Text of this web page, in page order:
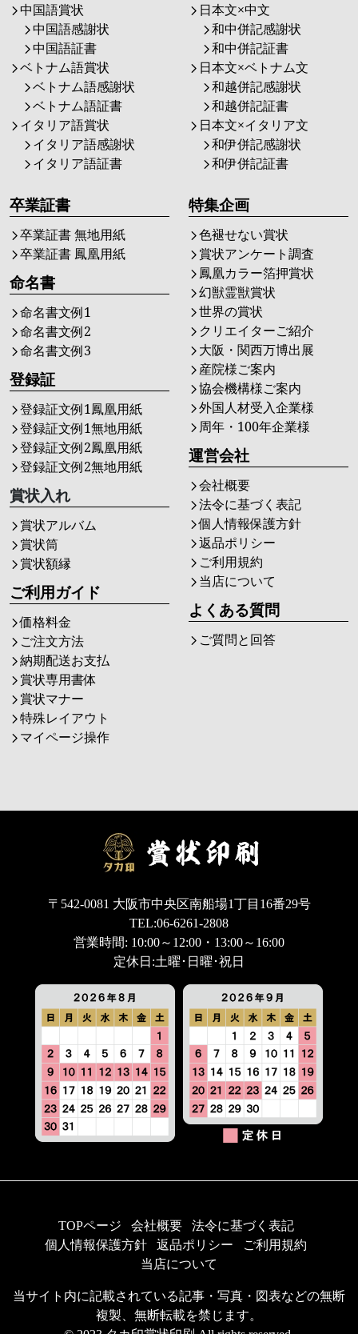
中国語賞状
中国語感謝状
中国語証書
ベトナム語賞状
ベトナム語感謝状
ベトナム語証書
イタリア語賞状
イタリア語感謝状
イタリア語証書
日本文×中文
和中併記感謝状
和中併記証書
日本文×ベトナム文
和越併記感謝状
和越併記証書
日本文×イタリア文
和伊併記感謝状
和伊併記証書
卒業証書
卒業証書 無地用紙
卒業証書 鳳凰用紙
命名書
命名書文例1
命名書文例2
命名書文例3
登録証
登録証文例1鳳凰用紙
登録証文例1無地用紙
登録証文例2鳳凰用紙
登録証文例2無地用紙
賞状入れ
賞状アルバム
賞状筒
賞状額縁
ご利用ガイド
価格料金
ご注文方法
納期配送お支払
賞状専用書体
賞状マナー
特殊レイアウト
マイページ操作
特集企画
色褪せない賞状
賞状アンケート調査
鳳凰カラー箔押賞状
幻獣霊獣賞状
世界の賞状
クリエイターご紹介
大阪・関西万博出展
産院様ご案内
協会機構様ご案内
外国人材受入企業様
周年・100年企業様
運営会社
会社概要
法令に基づく表記
個人情報保護方針
返品ポリシー
ご利用規約
当店について
よくある質問
ご質問と回答
〒542-0081 大阪市中央区南船場1丁目16番29号
TEL:06-6261-2808
営業時間: 10:00～12:00・13:00～16:00
定休日:土曜･日曜･祝日
TOPページ 会社概要
法令に基づく表記
個人情報保護方針
返品ポリシー
ご利用規約
当店について
当サイト内に記載されている記事・写真・図表などの無断
複製、無断転載を禁じます。